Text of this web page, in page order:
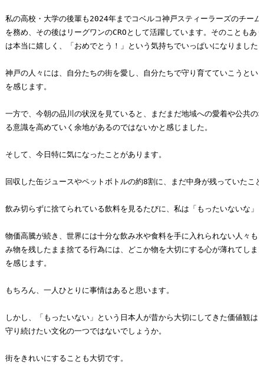
私の高校・大学の後輩も2024年までコベルコ神戸スティーラーズのチーム
を務め、その後はリーグワンのCROとして活躍しています。そのこともあ
は本当に嬉しく、「おめでとう！」という気持ちでいっぱいになりました
神戸の人々には、自分たちの街を愛し、自分たちで守り育てていこうとい
を感じます。
一方で、今朝の品川の状況を見ていると、まだまだ地域への愛着や公共の
る意識を高めていく余地があるのではないかと感じました。
そして、今日特に気になったことがあります。
回収した缶ジュースやペットボトルの約8割に、まだ中身が残っていたこ
飲み切らずに捨てられている飲料を見るたびに、私は「もったいないな」
物価高騰が続き、世界には十分な飲み水や食料を手に入れられない人々も
み物を残したまま捨てる行為には、どこか物を大切にする心が薄れてしま
を感じます。
もちろん、一人ひとりに事情はあると思います。
しかし、「もったいない」という日本人が昔から大切にしてきた価値観は
守り続けたい文化の一つではないでしょうか。
街をきれいにすることも大切です。